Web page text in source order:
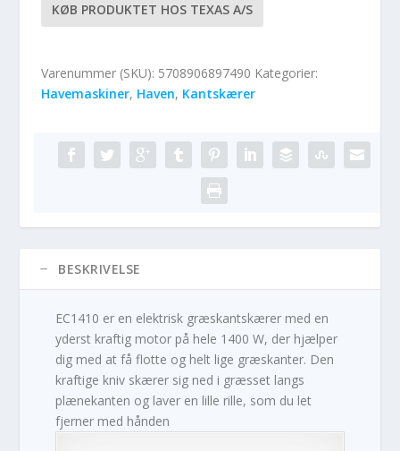
KØB PRODUKTET HOS TEXAS A/S
Varenummer (SKU): 5708906897490 Kategorier:
Havemaskiner, Haven, Kantskærer
BESKRIVELSE
EC1410 er en elektrisk græskantskærer med en
yderst kraftig motor på hele 1400 W, der hjælper
dig med at få flotte og helt lige græskanter. Den
kraftige kniv skærer sig ned i græsset langs
plænekanten og laver en lille rille, som du let
fjerner med hånden